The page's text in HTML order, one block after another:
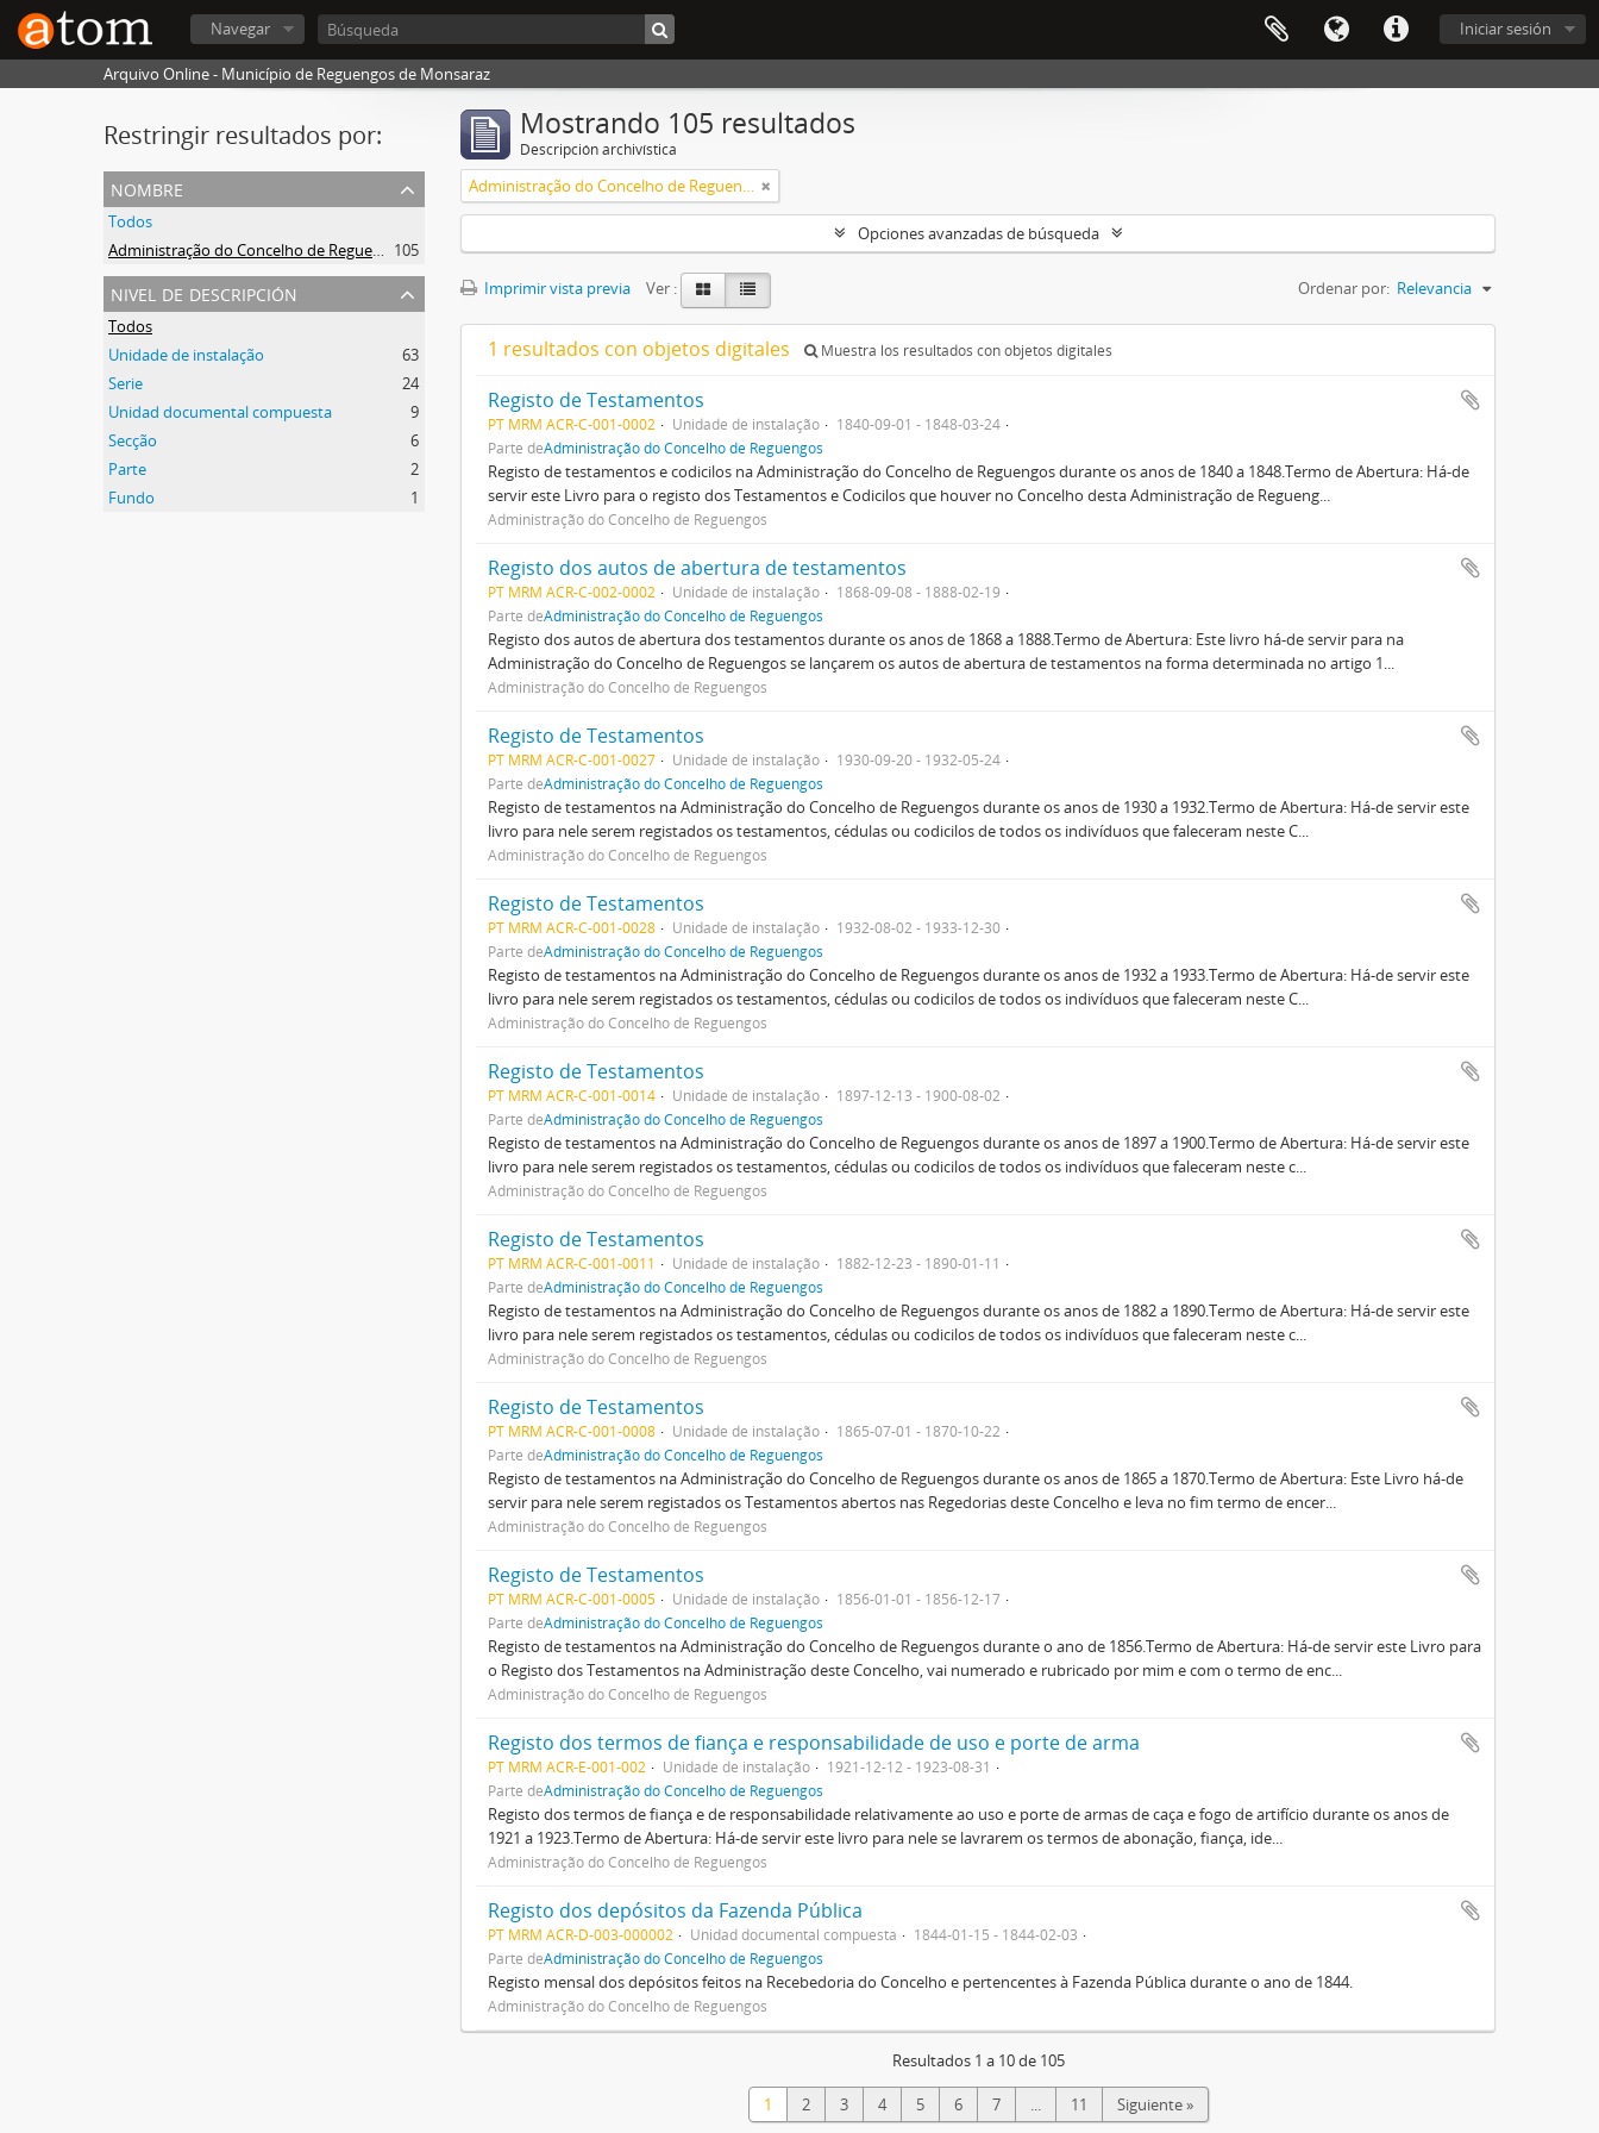
Iniciar sesión
Navegar
Arquivo Online - Município de Reguengos de Monsaraz
Restringir resultados por:
nombre
Todos
Administração do Concelho de Reguengos 105
nivel de descripción
Todos
Unidade de instalação
63
Serie
24
Unidad documental compuesta
9
Secção
6
Parte
2
Fundo
1
Mostrando 105 resultados
Descripción archivística
Administração do Concelho de Reguengos
Opciones avanzadas de búsqueda
Imprimir vista previa Ver : Ordenar por: Relevancia
1 resultados con objetos digitales Muestra los resultados con objetos digitales
Registo de Testamentos
PT MRM ACR-C-001-0002 Unidade de instalação
1840-09-01 - 1848-03-24
Parte deAdministração do Concelho de Reguengos
Registo de testamentos e codicilos na Administração do Concelho de Reguengos durante os anos de 1840 a 1848.Termo de Abertura: Há-de
servir este Livro para o registo dos Testamentos e Codicilos que houver no Concelho desta Administração de Regueng...
Administração do Concelho de Reguengos
Registo dos autos de abertura de testamentos
PT MRM ACR-C-002-0002 Unidade de instalação
1868-09-08 - 1888-02-19
Parte deAdministração do Concelho de Reguengos
Registo dos autos de abertura dos testamentos durante os anos de 1868 a 1888.Termo de Abertura: Este livro há-de servir para na
Administração do Concelho de Reguengos se lançarem os autos de abertura de testamentos na forma determinada no artigo 1...
Administração do Concelho de Reguengos
Registo de Testamentos
PT MRM ACR-C-001-0027 Unidade de instalação
1930-09-20 - 1932-05-24
Parte deAdministração do Concelho de Reguengos
Registo de testamentos na Administração do Concelho de Reguengos durante os anos de 1930 a 1932.Termo de Abertura: Há-de servir este
livro para nele serem registados os testamentos, cédulas ou codicilos de todos os indivíduos que faleceram neste C...
Administração do Concelho de Reguengos
Registo de Testamentos
PT MRM ACR-C-001-0028 Unidade de instalação
1932-08-02 - 1933-12-30
Parte deAdministração do Concelho de Reguengos
Registo de testamentos na Administração do Concelho de Reguengos durante os anos de 1932 a 1933.Termo de Abertura: Há-de servir este
livro para nele serem registados os testamentos, cédulas ou codicilos de todos os indivíduos que faleceram neste C...
Administração do Concelho de Reguengos
Registo de Testamentos
PT MRM ACR-C-001-0014 Unidade de instalação
1897-12-13 - 1900-08-02
Parte deAdministração do Concelho de Reguengos
Registo de testamentos na Administração do Concelho de Reguengos durante os anos de 1897 a 1900.Termo de Abertura: Há-de servir este
livro para nele serem registados os testamentos, cédulas ou codicilos de todos os indivíduos que faleceram neste c...
Administração do Concelho de Reguengos
Registo de Testamentos
PT MRM ACR-C-001-0011 Unidade de instalação
1882-12-23 - 1890-01-11
Parte deAdministração do Concelho de Reguengos
Registo de testamentos na Administração do Concelho de Reguengos durante os anos de 1882 a 1890.Termo de Abertura: Há-de servir este
livro para nele serem registados os testamentos, cédulas ou codicilos de todos os indivíduos que faleceram neste c...
Administração do Concelho de Reguengos
Registo de Testamentos
PT MRM ACR-C-001-0008 Unidade de instalação
1865-07-01 - 1870-10-22
Parte deAdministração do Concelho de Reguengos
Registo de testamentos na Administração do Concelho de Reguengos durante os anos de 1865 a 1870.Termo de Abertura: Este Livro há-de
servir para nele serem registados os Testamentos abertos nas Regedorias deste Concelho e leva no fim termo de encer...
Administração do Concelho de Reguengos
Registo de Testamentos
PT MRM ACR-C-001-0005 Unidade de instalação
1856-01-01 - 1856-12-17
Parte deAdministração do Concelho de Reguengos
Registo de testamentos na Administração do Concelho de Reguengos durante o ano de 1856.Termo de Abertura: Há-de servir este Livro para
o Registo dos Testamentos na Administração deste Concelho, vai numerado e rubricado por mim e com o termo de enc...
Administração do Concelho de Reguengos
Registo dos termos de fiança e responsabilidade de uso e porte de arma
PT MRM ACR-E-001-002 Unidade de instalação
1921-12-12 - 1923-08-31
Parte deAdministração do Concelho de Reguengos
Registo dos termos de fiança e de responsabilidade relativamente ao uso e porte de armas de caça e fogo de artifício durante os anos de
1921 a 1923.Termo de Abertura: Há-de servir este livro para nele se lavrarem os termos de abonação, fiança, ide...
Administração do Concelho de Reguengos
Registo dos depósitos da Fazenda Pública
PT MRM ACR-D-003-000002 Unidad documental compuesta
1844-01-15 - 1844-02-03
Parte deAdministração do Concelho de Reguengos
Registo mensal dos depósitos feitos na Recebedoria do Concelho e pertencentes à Fazenda Pública durante o ano de 1844.
Administração do Concelho de Reguengos
Resultados 1 a 10 de 105
1 2 3 4 5 6 7 ... 11 Siguiente »